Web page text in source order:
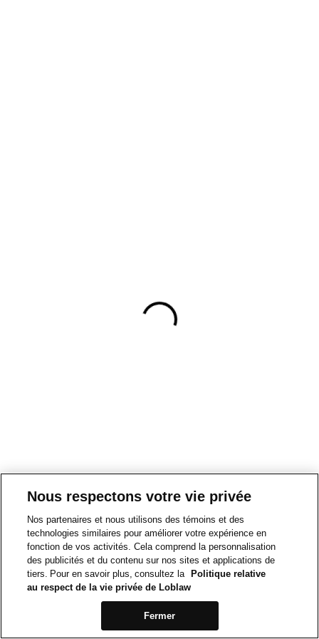
Nous respectons votre vie privée
Nos partenaires et nous utilisons des témoins et des
technologies similaires pour améliorer votre expérience en
fonction de vos activités. Cela comprend la personnalisation
des publicités et du contenu sur nos sites et applications de
tiers. Pour en savoir plus, consultez la
Politique relative
au respect de la vie privée de Loblaw
Fermer